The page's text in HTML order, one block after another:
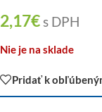
2,17€s DPH
Nie je na sklade
Pridať k